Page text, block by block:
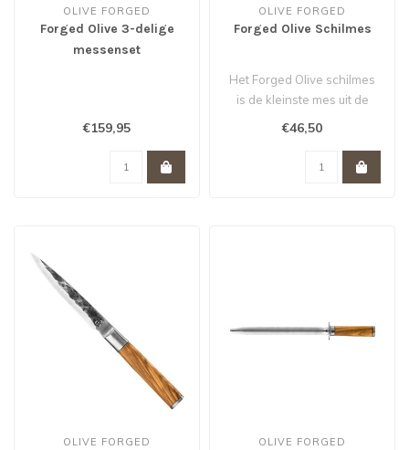
OLIVE FORGED
Forged Olive 3-delige
messenset
€159,95
OLIVE FORGED
Forged Olive Schilmes
Het Forged Olive schilmes
is de kleinste mes uit de
Olive serie...
€46,50
OLIVE FORGED OLIVE FORGED